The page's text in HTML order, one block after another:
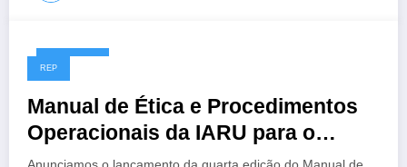
14/07/2026
REP
Manual de Ética e Procedimentos
Operacionais da IARU para o
Radioamador, 4ª Edição